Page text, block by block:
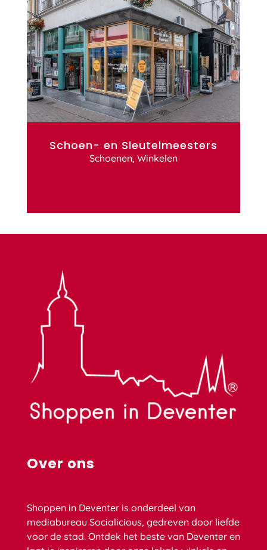
Schoen- en Sleutelmeesters
Schoenen, Winkelen
Over ons
Shoppen in Deventer is onderdeel van
mediabureau Socialicious, gedreven door liefde
voor de stad. Ontdek het beste van Deventer en